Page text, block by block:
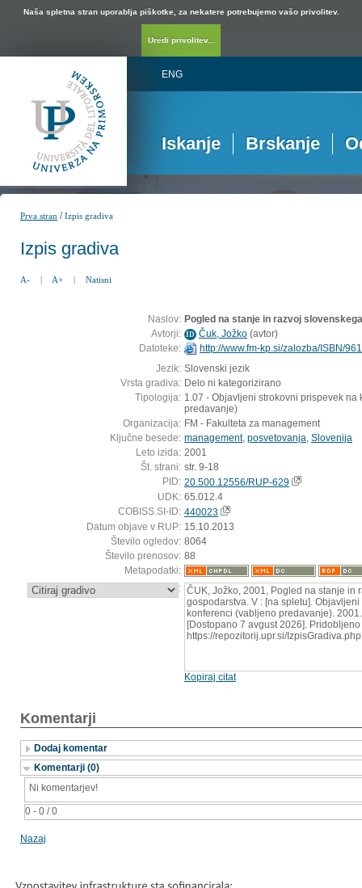
Naša spletna stran uporablja piškotke, za nekatere potrebujemo vašo privolitev.
Uredi privolitev...
ENG
Iskanje Brskanje
Prva stran /Izpis gradiva
Izpis gradiva
A- | A+ | Natisni
Naslov: Pogled na stanje in razvoj
Avtorji: ID Čuk, Jožko (avtor)
Datoteke:
http://www.fm-kp.si/zalozba/ISBN/
Jezik: Slovenski jezik
Vrsta gradiva: Delo ni kategorizirano
Tipologija: 1.07 - Objavljeni strokovni prispevek na
predavanje)
Organizacija: FM - Fakulteta za management
Ključne besede: management, posvetovanja Slovenija
Leto izida: 2001
Št. strani: str. 9-18
PID: 20.500.12556/RUP-629
UDK: 65.012.4
COBISS.SI-ID: 440023
Datum objave v RUP: 15.10.2013
Število ogledov: 8064
Število prenosov: 88
Metapodatki:
: ČUK, Jožko, 2001, Pogled na stanje in
gospodarstva. V : [na spletu].
konferenci (vabljeno predavanje).
[Dostopano 7 avgust 2026]. Pridobljeno
https://repozitorij.upr.si/
Kopiraj citat
Komentarji
Dodaj komentar
Komentarji (0)
0 - 0 / 0
Ni komentarjev!
Nazaj